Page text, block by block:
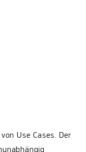
Use Cases. Der